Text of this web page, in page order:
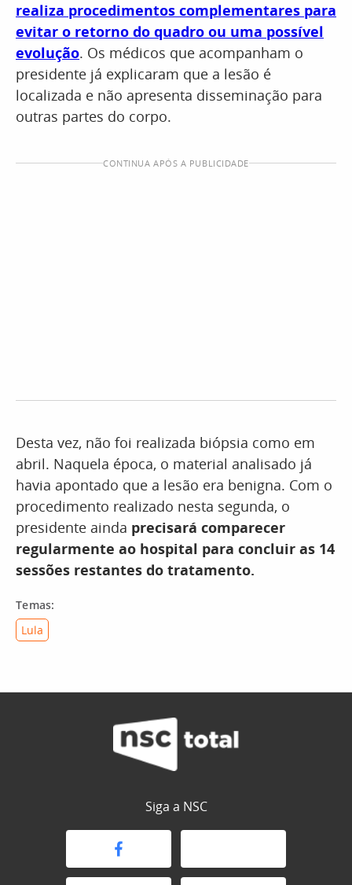
realiza procedimentos complementares para
evitar o retorno do quadro ou uma possível
evolução. Os médicos que acompanham o
presidente já explicaram que a lesão é
localizada e não apresenta disseminação para
outras partes do corpo.
CONTINUA APÓS A PUBLICIDADE
Desta vez, não foi realizada biópsia como em
abril. Naquela época, o material analisado já
havia apontado que a lesão era benigna. Com o
procedimento realizado nesta segunda, o
presidente ainda precisará comparecer
regularmente ao hospital para concluir as 14
sessões restantes do tratamento.
Temas:
Lula
Siga a NSC